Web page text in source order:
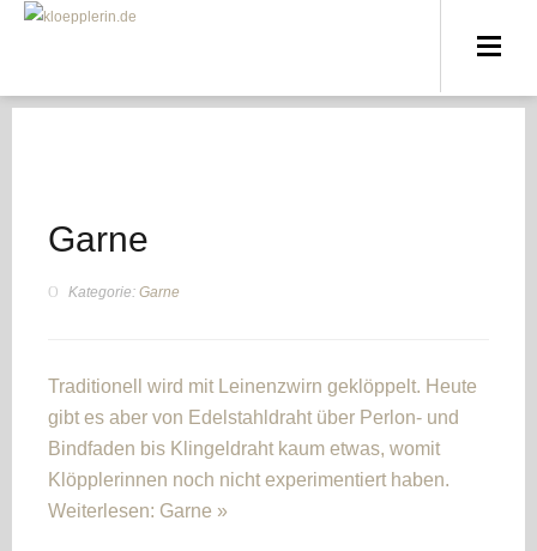
Garne
Kategorie: Garne
Traditionell wird mit Leinenzwirn geklöppelt. Heute
gibt es aber von Edelstahldraht über Perlon- und
Bindfaden bis Klingeldraht kaum etwas, womit
Klöpplerinnen noch nicht experimentiert haben.
Weiterlesen: Garne »